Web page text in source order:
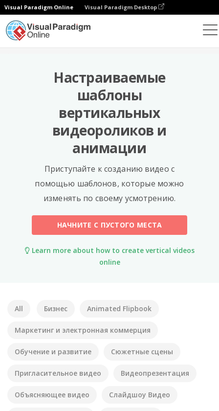
Visual Paradigm Online Visual Paradigm Desktop
Настраиваемые
шаблоны
вертикальных
видеороликов и
анимации
Приступайте к созданию видео с
помощью шаблонов, которые можно
изменять по своему усмотрению.
НАЧНИТЕ С ПУСТОГО МЕСТА
Learn more about how to create vertical videos
online
All Бизнес Animated Flipbook
Маркетинг и электронная коммерция
Обучение и развитие Сюжетные сцены
Пригласительное видео Видеопрезентация
Объясняющее видео Слайдшоу Видео